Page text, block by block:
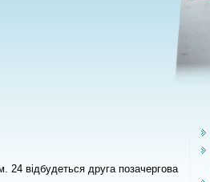
24 відбудеться друга позачергова